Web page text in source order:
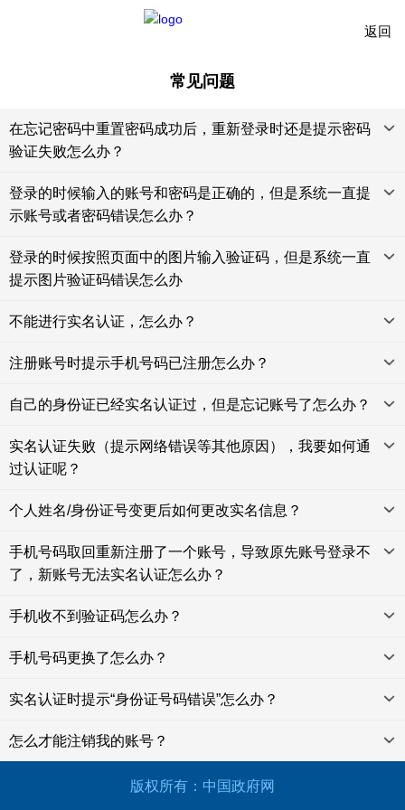
返回
常见问题
在忘记密码中重置密码成功后，重新登录时还是提示密码
验证失败怎么办？
登录的时候输入的账号和密码是正确的，但是系统一直提
示账号或者密码错误怎么办？
登录的时候按照页面中的图片输入验证码，但是系统一直
提示图片验证码错误怎么办
不能进行实名认证，怎么办？
注册账号时提示手机号码已注册怎么办？
自己的身份证已经实名认证过，但是忘记账号了怎么办？
实名认证失败（提示网络错误等其他原因），我要如何通
过认证呢？
个人姓名/身份证号变更后如何更改实名信息？
手机号码取回重新注册了一个账号，导致原先账号登录不
了，新账号无法实名认证怎么办？
手机收不到验证码怎么办？
手机号码更换了怎么办？
实名认证时提示“身份证号码错误”怎么办？
怎么才能注销我的账号？
版权所有：中国政府网